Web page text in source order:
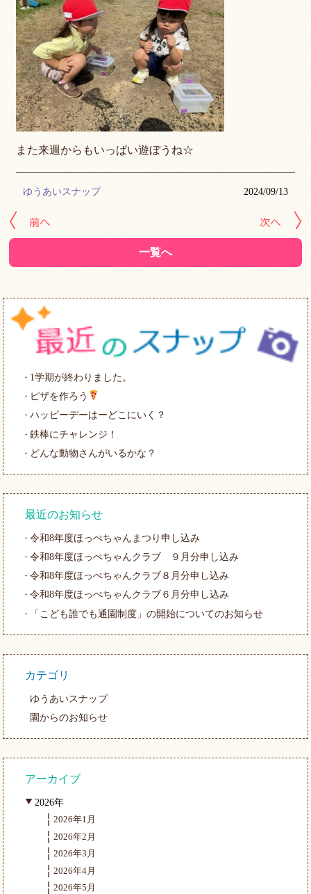
また来週からもいっぱい遊ぼうね☆
ゆうあいスナップ 2024/09/13
一覧へ
1学期が終わりました。
ピザを作ろう
ハッピーデーはーどこにいく？
鉄棒にチャレンジ！
どんな動物さんがいるかな？
最近のお知らせ
令和8年度ほっぺちゃんまつり申し込み
令和8年度ほっぺちゃんクラブ ９月分申し込み
令和8年度ほっぺちゃんクラブ８月分申し込み
令和8年度ほっぺちゃんクラブ６月分申し込み
「こども誰でも通園制度」の開始についてのお知らせ
カテゴリ
ゆうあいスナップ
園からのお知らせ
アーカイブ
2026年
2026年1月
2026年2月
2026年3月
2026年4月
2026年5月